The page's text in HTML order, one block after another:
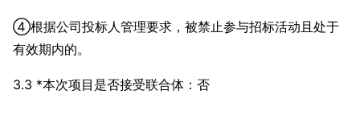
④根据公司投标人管理要求，被禁止参与招标活动且处于
有效期内的。
3.3 *本次项目是否接受联合体：否